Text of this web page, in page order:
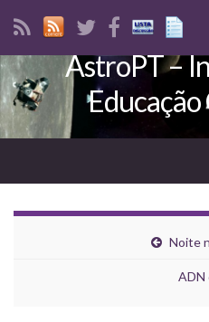
Search for:
AstroPT –
Noite
ADN